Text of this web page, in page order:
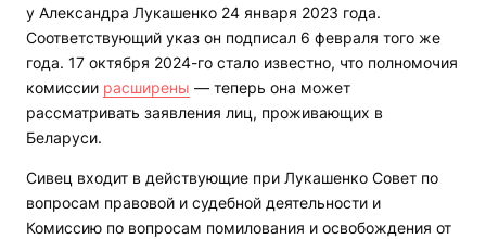
у Александра Лукашенко 24 января 2023 года.
Соответствующий указ он подписал 6 февраля того же
года. 17 октября 2024-го стало известно, что полномочия
комиссии расширены — теперь она может
рассматривать заявления лиц, проживающих в
Беларуси.
Сивец входит в действующие при Лукашенко Совет по
вопросам правовой и судебной деятельности и
Комиссию по вопросам помилования и освобождения от